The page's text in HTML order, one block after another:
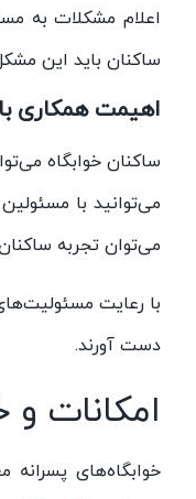
اعلام مشکلات به
ساکنان باید این
اهیمت همکاری
ساکنان خوابگاه
می‌توانید با
می‌توان تجربه
با رعایت
دست آورند.
امکانات
خوابگاه‌های